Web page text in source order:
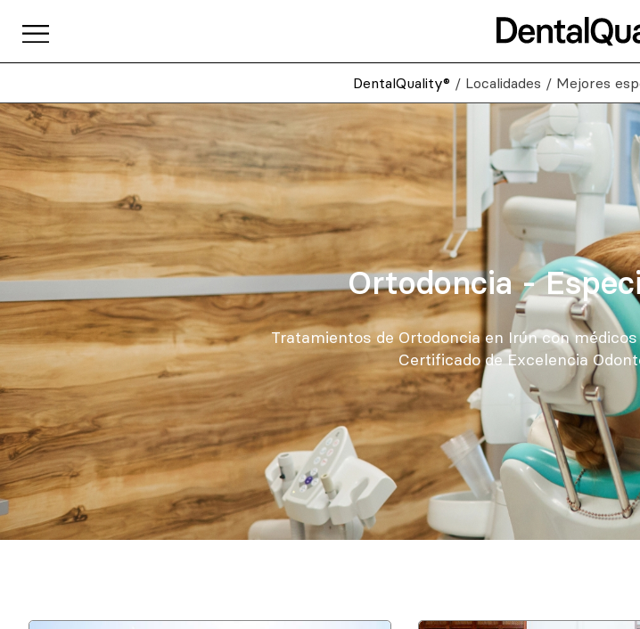
DentalQuality® / Localidades / Mejores
Ortodoncia -
Tratamientos de Ortodoncia en Irún con
Certificado de Excelencia